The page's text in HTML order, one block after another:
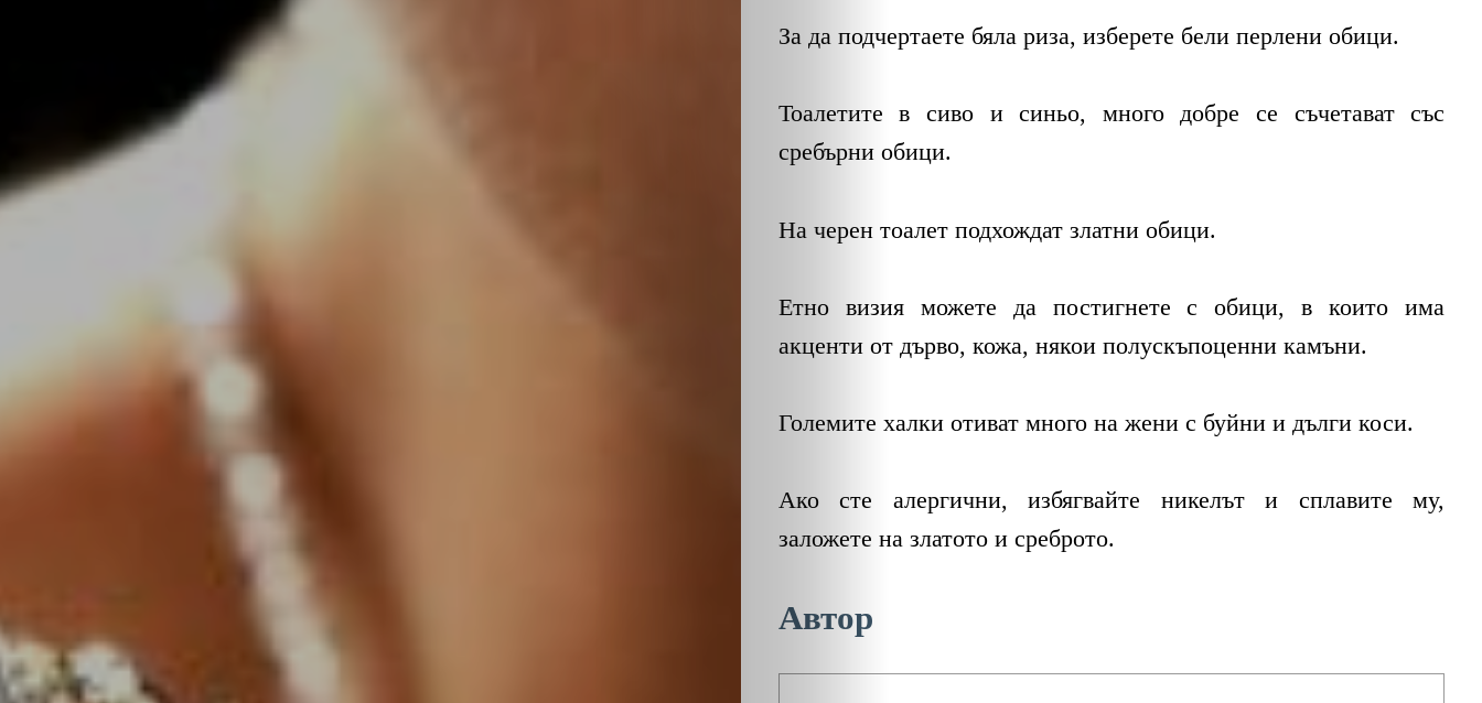
НАС
ЛИДЕРИ
СЪБИТИЯ
БИЗНЕСЪТ
ЕКО
и
БИО
КАНТОРА
ЛИЧНОСТИ
МЕТОДИ
ЗА
За да подчертаете бяла риза, изберете бели перлени обици.
Тоалетите в сиво и синьо, много добре се съчетават със
сребърни обици.
На черен тоалет подхождат златни обици.
Етно визия можете да постигнете с обици, в които има
акценти от дърво, кожа, някои полускъпоценни камъни.
Големите халки отиват много на жени с буйни и дълги коси.
Ако сте алергични, избягвайте никелът и сплавите му,
заложете на златото и среброто.
Автор